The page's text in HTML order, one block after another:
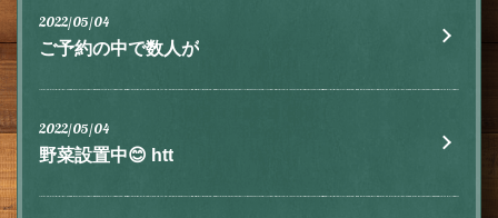
2022/05/04
ご予約の中で数人が
2022/05/04
野菜設置中😊 htt
埼玉県川越市脇田本町9-5第8アーバンライフビルヂング2F
https://555.owst.jp/blogs